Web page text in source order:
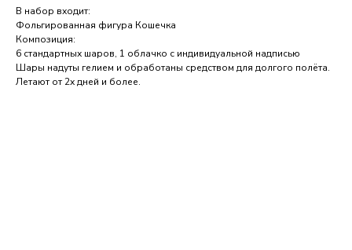
В набор входит:
Фольгированная фигура Кошечка
Композиция:
6 стандартных шаров, 1 облачко с индивидуальной надписью
Шары надуты гелием и обработаны средством для долгого полёта.
Летают от 2х дней и более.